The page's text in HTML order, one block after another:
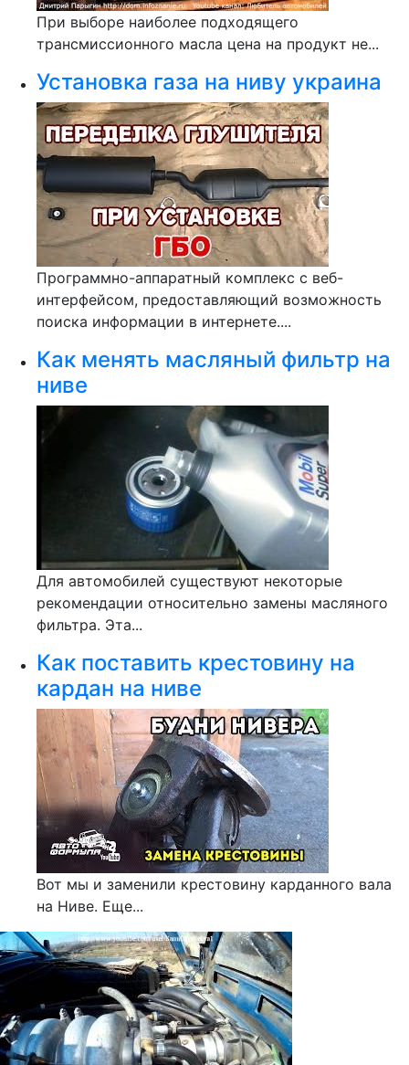
При выборе наиболее подходящего
трансмиссионного масла цена на продукт не...
Установка газа на ниву украина
Программно-аппаратный комплекс с веб-
интерфейсом, предоставляющий возможность
поиска информации в интернете....
Как менять масляный фильтр на
ниве
Для автомобилей существуют некоторые
рекомендации относительно замены масляного
фильтра. Эта...
Как поставить крестовину на
кардан на ниве
Вот мы и заменили крестовину карданного вала
на Ниве. Еще...